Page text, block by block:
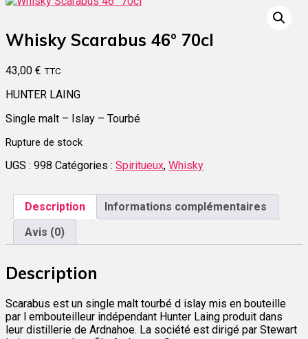
Whisky Scarabus 46° 70cl
43,00 € TTC
HUNTER LAING
Single malt – Islay – Tourbé
Rupture de stock
UGS : 998 Catégories : Spiritueux, Whisky
Description
Informations complémentaires
Avis (0)
Description
Scarabus est un single malt tourbé d islay mis en bouteille
par l embouteilleur indépendant Hunter Laing produit dans
leur distillerie de Ardnahoe. La société est dirigé par Stewart